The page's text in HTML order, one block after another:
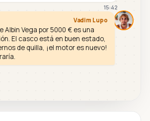
15:42
Vadim Lupo
Albin Vega por 5000 € es una
El casco está en buen estado,
de quilla, ¡el motor es nuevo!